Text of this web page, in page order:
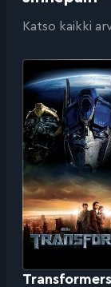
Katso kaikki
Transformers